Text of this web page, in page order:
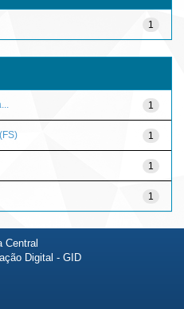
1
1
1
1
1
Central
Digital - GID